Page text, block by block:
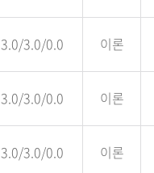
3.0/3.0/0.0 이론
3.0/3.0/0.0 이론
3.0/3.0/0.0 이론